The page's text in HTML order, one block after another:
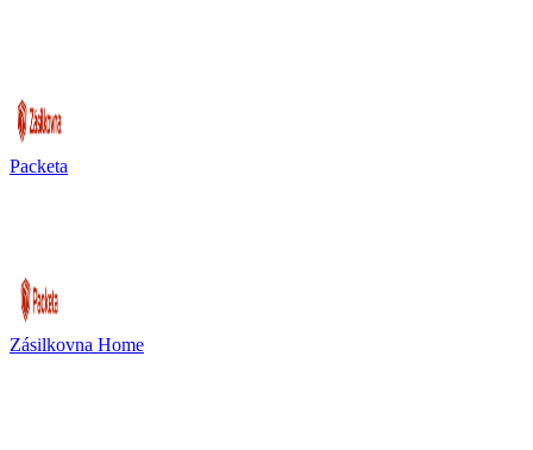
Packeta
Zásilkovna Home